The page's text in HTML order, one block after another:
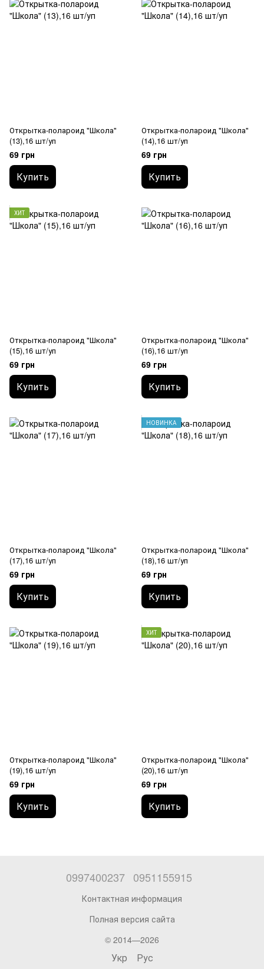
Открытка-полароид "Школа"
(13),16 шт/уп
69 грн
Купить
Открытка-полароид "Школа"
(14),16 шт/уп
69 грн
Купить
ХИТ
Открытка-полароид "Школа"
(15),16 шт/уп
69 грн
Купить
Открытка-полароид "Школа"
(16),16 шт/уп
69 грн
Купить
Открытка-полароид "Школа"
(17),16 шт/уп
69 грн
Купить
НОВИНКА
Открытка-полароид "Школа"
(18),16 шт/уп
69 грн
Купить
Открытка-полароид "Школа"
(19),16 шт/уп
69 грн
Купить
ХИТ
Открытка-полароид "Школа"
(20),16 шт/уп
69 грн
Купить
0997400237 0951155915
Контактная информация
Полная версия сайта
© 2014—2026
Укр Рус